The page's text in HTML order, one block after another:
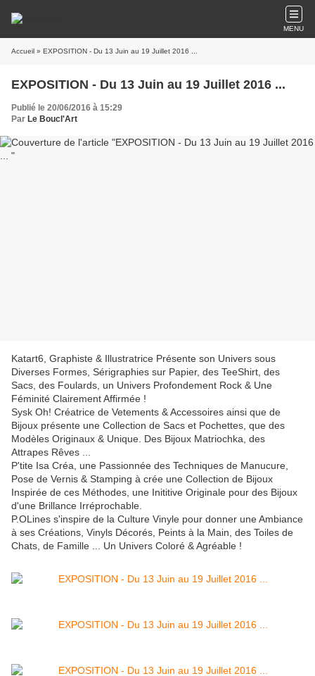
MENU
Accueil » EXPOSITION - Du 13 Juin au 19 Juillet 2016 ...
EXPOSITION - Du 13 Juin au 19 Juillet 2016 ...
Publié le 20/06/2016 à 15:29
Par Le Boucl'Art
Katart6, Graphiste & Illustratrice Présente son Univers sous
Diverses Formes, Sérigraphies sur Papier, des TeeShirt, des
Sacs, des Foulards, un Univers Profondement Rock & Une
Féminité Clairement Affirmée !
Sysk Oh! Créatrice de Vetements & Accessoires ainsi que de
Bijoux présente une Collection de Sacs et Pochettes, que des
Modèles Originaux & Unique. Des Bijoux Matriochka, des
Attrapes Rêves ...
P'tite Isa Créa, une Passionnée des Techniques de Manucure,
Pose de Vernis & Stamping à crée une Collection de Bijoux
Inspirée de ces Méthodes, une Inititive Originale pour des Bijoux
d'une Brillance Irréprochable.
P.OLines s'inspire de la Culture Vinyle pour donner une Ambiance
à ses Créations, Vinyls Décorés, Peints à la Main, des Toiles de
Chats, de Famille ... Un Univers Coloré & Agréable !